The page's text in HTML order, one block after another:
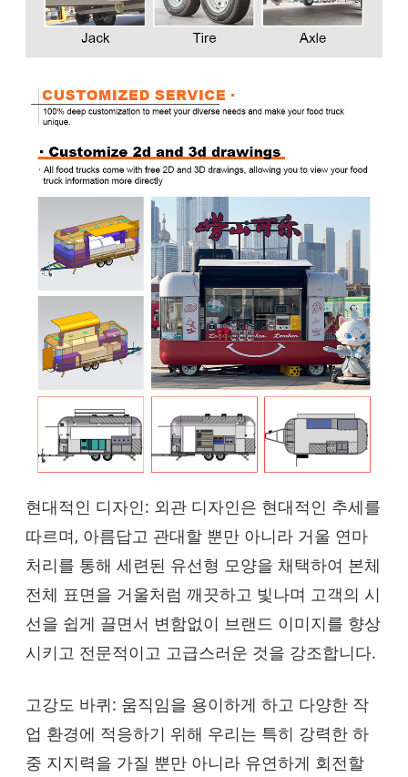
현대적인 디자인: 외관 디자인은 현대적인 추세를
따르며, 아름답고 관대할 뿐만 아니라 거울 연마
처리를 통해 세련된 유선형 모양을 채택하여 본체
전체 표면을 거울처럼 깨끗하고 빛나며 고객의 시
선을 쉽게 끌면서 변함없이 브랜드 이미지를 향상
시키고 전문적이고 고급스러운 것을 강조합니다.
고강도 바퀴: 움직임을 용이하게 하고 다양한 작
업 환경에 적응하기 위해 우리는 특히 강력한 하
중 지지력을 가질 뿐만 아니라 유연하게 회전할